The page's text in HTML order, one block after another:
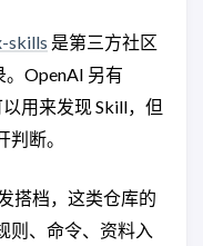
skills 是第三方社区
OpenAI 另有
用来发现 Skill，但
断。
搭档，这类仓库的
则、命令、资料入